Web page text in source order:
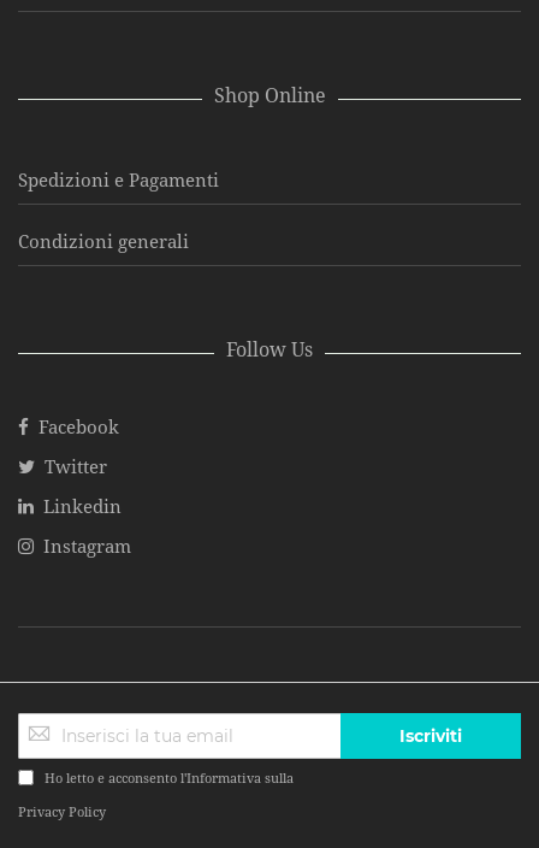
Shop Online
Spedizioni e Pagamenti
Condizioni generali
Follow Us
Facebook
Twitter
Linkedin
Instagram
Ho letto e acconsento l'Informativa sulla
Privacy Policy
Iscriviti